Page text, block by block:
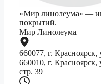
«Мир линолеума» —
покрытий.
Мир Линолеума
660077, г. Красноярск,
660010, г.
стр. 39